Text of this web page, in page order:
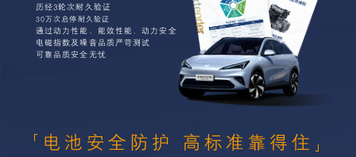
历经3轮次耐久验证
30万次启停耐久验证
通过动力性能、能效性能、动力安全
电磁指数及噪音品质严苛测试
可靠品质安全无忧
电池安全防护 高标准靠得住